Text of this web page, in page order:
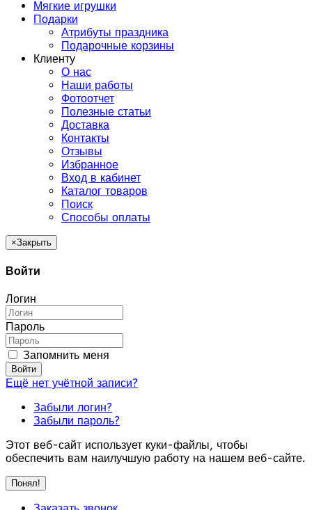
Мягкие игрушки
Подарки
Атрибуты праздника
Подарочные корзины
Клиенту
О нас
Наши работы
Фотоотчет
Полезные статьи
Доставка
Контакты
Отзывы
Избранное
Вход в кабинет
Каталог товаров
Поиск
Способы оплаты
×Закрыть
Войти
Логин
Пароль
Запомнить меня
Войти
Ещё нет учётной записи?
Забыли логин?
Забыли пароль?
Этот веб-сайт использует куки-файлы, чтобы
обеспечить вам наилучшую работу на нашем веб-сайте.
Понял!